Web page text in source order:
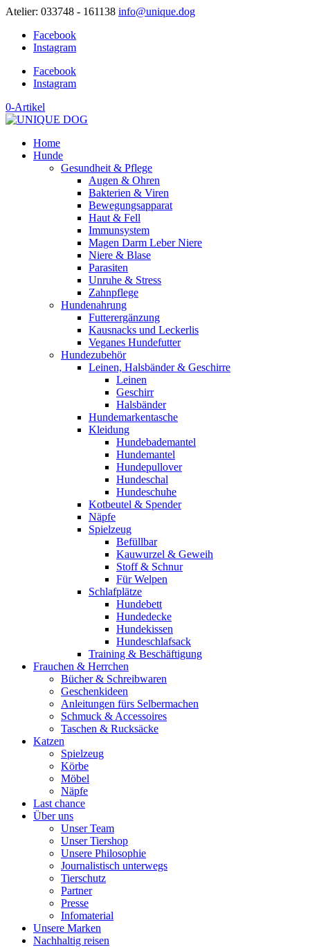
Atelier: 033748 - 161138 info@unique.dog
Facebook
Instagram
Facebook
Instagram
0-Artikel
Home
Hunde
Gesundheit & Pflege
Augen & Ohren
Bakterien & Viren
Bewegungsapparat
Haut & Fell
Immunsystem
Magen Darm Leber Niere
Niere & Blase
Parasiten
Unruhe & Stress
Zahnpflege
Hundenahrung
Futterergänzung
Kausnacks und Leckerlis
Veganes Hundefutter
Hundezubehör
Leinen, Halsbänder & Geschirre
Leinen
Geschirr
Halsbänder
Hundemarkentasche
Kleidung
Hundebademantel
Hundemantel
Hundepullover
Hundeschal
Hundeschuhe
Kotbeutel & Spender
Näpfe
Spielzeug
Befüllbar
Kauwurzel & Geweih
Stoff & Schnur
Für Welpen
Schlafplätze
Hundebett
Hundedecke
Hundekissen
Hundeschlafsack
Training & Beschäftigung
Frauchen & Herrchen
Bücher & Schreibwaren
Geschenkideen
Anleitungen fürs Selbermachen
Schmuck & Accessoires
Taschen & Rucksäcke
Katzen
Spielzeug
Körbe
Möbel
Näpfe
Last chance
Über uns
Unser Team
Unser Tiershop
Unsere Philosophie
Journalistisch unterwegs
Tierschutz
Partner
Presse
Infomaterial
Unsere Marken
Nachhaltig reisen